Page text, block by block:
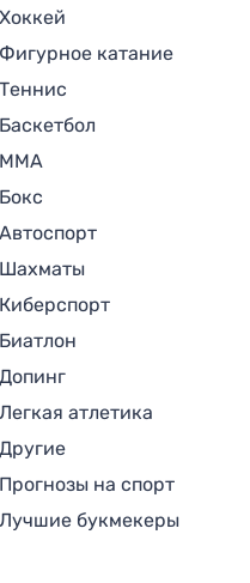
Хоккей
Фигурное катание
Теннис
Баскетбол
MMA
Бокс
Автоспорт
Шахматы
Киберспорт
Биатлон
Допинг
Легкая атлетика
Другие
Прогнозы на спорт
Лучшие букмекеры